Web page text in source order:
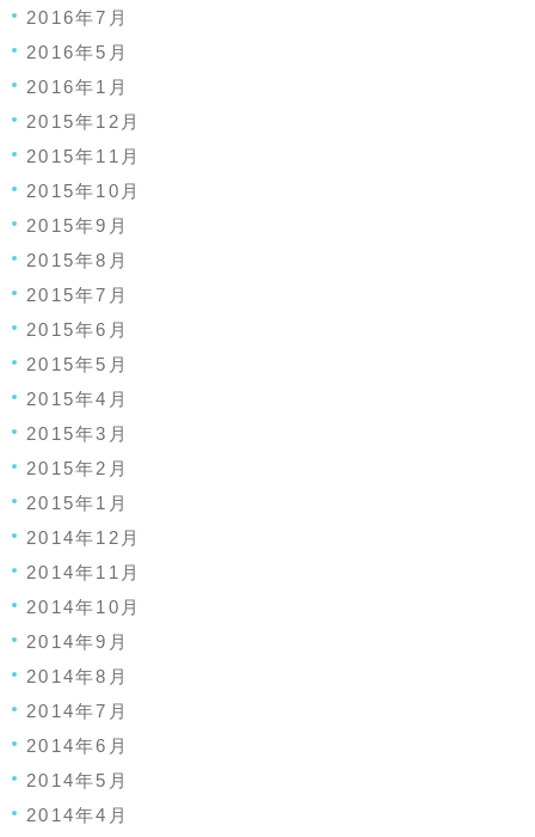
2016年7月
2016年5月
2016年1月
2015年12月
2015年11月
2015年10月
2015年9月
2015年8月
2015年7月
2015年6月
2015年5月
2015年4月
2015年3月
2015年2月
2015年1月
2014年12月
2014年11月
2014年10月
2014年9月
2014年8月
2014年7月
2014年6月
2014年5月
2014年4月